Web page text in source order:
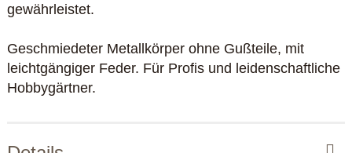
gewährleistet.
Geschmiedeter Metallkörper ohne Gußteile, mit
leichtgängiger Feder. Für Profis und leidenschaftliche
Hobbygärtner.